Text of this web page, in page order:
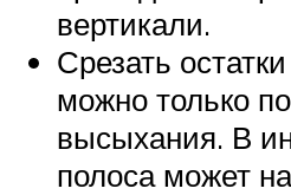
вертикали.
Срезать
можно только
высыхания. В
полоса может